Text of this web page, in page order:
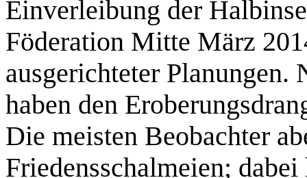
Einverleibung der
Föderation Mitte März
ausgerichteter
haben den
Die meisten Beobachter
Friedensschalmeien;